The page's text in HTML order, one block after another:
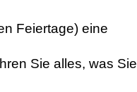
Feiertage) eine
Sie alles, was Sie